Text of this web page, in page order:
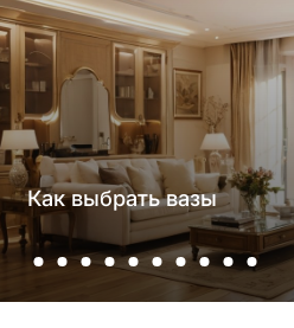
Как выбрать вазы